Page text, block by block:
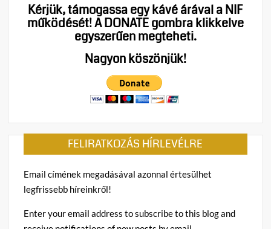
Kérjük, támogassa egy kávé árával a NIF
működését!A DONATE gombra klikkelve
egyszerűen megteheti.
Nagyon köszönjük!
FELIRATKOZÁS HÍRLEVÉLRE
Email címének megadásával azonnal értesülhet
legfrissebb híreinkről!
Enter your email address to subscribe to this blog and